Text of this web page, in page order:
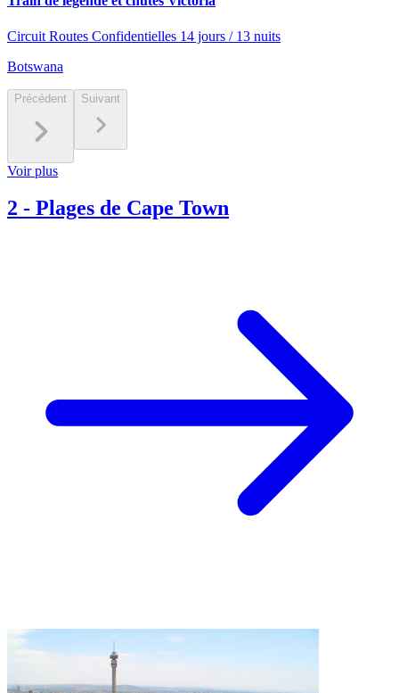
Circuit Routes Confidentielles 14 jours / 13 nuits
Botswana
Précédent Suivant
Voir plus
2 - Plages de Cape Town